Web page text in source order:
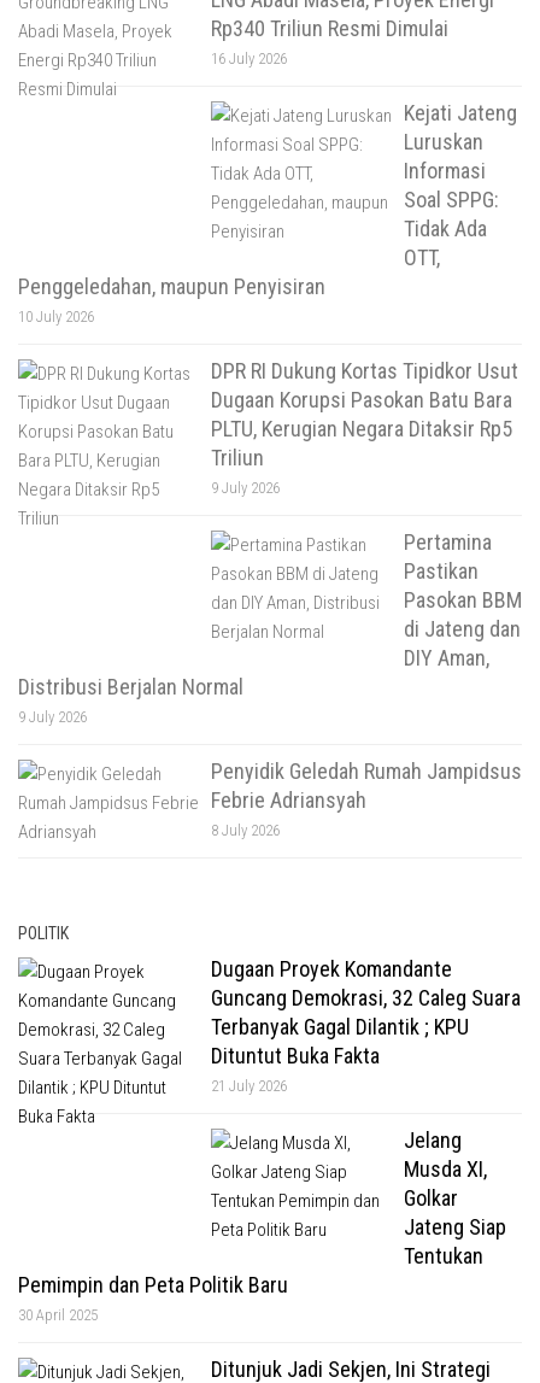
Rp340 Triliun Resmi Dimulai
16 July 2026
Kejati Jateng
Luruskan
Informasi
Soal SPPG:
Tidak Ada
OTT,
Penggeledahan, maupun Penyisiran
10 July 2026
DPR RI Dukung Kortas Tipidkor Usut
Dugaan Korupsi Pasokan Batu Bara
PLTU, Kerugian Negara Ditaksir Rp5
Triliun
9 July 2026
Pertamina
Pastikan
Pasokan BBM
di Jateng dan
DIY Aman,
Distribusi Berjalan Normal
9 July 2026
Penyidik Geledah Rumah Jampidsus
Febrie Adriansyah
8 July 2026
POLITIK
Dugaan Proyek Komandante
Guncang Demokrasi, 32 Caleg Suara
Terbanyak Gagal Dilantik ; KPU
Dituntut Buka Fakta
21 July 2026
Jelang
Musda XI,
Golkar
Jateng Siap
Tentukan
Pemimpin dan Peta Politik Baru
30 April 2025
Ditunjuk Jadi Sekjen, Ini Strategi